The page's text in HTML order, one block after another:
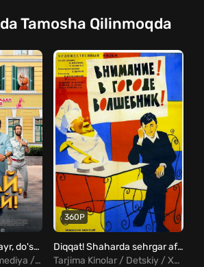
Tamosha Qilinmoqda
Alvido Erginam 1 / Xayr, do'stim! Uzbek Tilida
Tarjima Kinolar / Komediya / Qozoq kinolar Uzbek Tilida
360P
Diqqat! Shaharda sehrgar afsungar bor Uzbek tilida
Tarjima Kinolar / Detskiy / Xorij Kinolar Uzbek Tilida